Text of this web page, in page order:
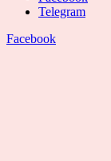
Telegram
Facebook